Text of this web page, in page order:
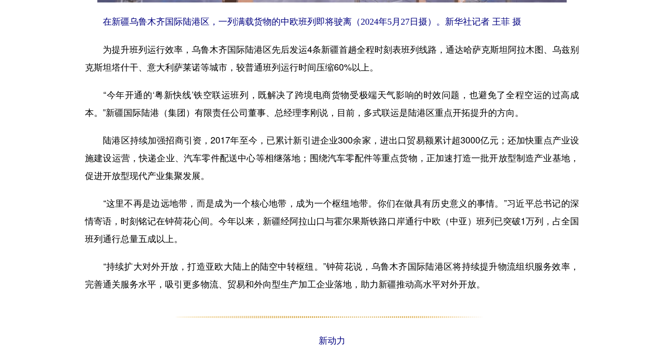
在新疆乌鲁木齐国际陆港区，一列满载货物的中欧班列即将驶离（2024年5月27日摄）。新华社记者 王菲 摄
为提升班列运行效率，乌鲁木齐国际陆港区先后发运4条新疆首趟全程时刻表班列线路，通达哈萨克斯坦阿拉木图、乌兹别
克斯坦塔什干、意大利萨莱诺等城市，较普通班列运行时间压缩60%以上。
“今年开通的‘粤新快线’铁空联运班列，既解决了跨境电商货物受极端天气影响的时效问题，也避免了全程空运的过高成
本。”新疆国际陆港（集团）有限责任公司董事、总经理李刚说，目前，多式联运是陆港区重点开拓提升的方向。
陆港区持续加强招商引资，2017年至今，已累计新引进企业300余家，进出口贸易额累计超3000亿元； 还加快重点产业设
施建设运营，快递企业、汽车零件配送中心等相继落地；围绕汽车零配件等重点货物，正加速打造一批开放型制造产业基地，
促进开放型现代产业集聚发展。
“这里不再是边远地带，而是成为一个核心地带，成为一个枢纽地带。你们在做具有历史意义的事情。”习近平总书记的深
情寄语，时刻铭记在钟荷花心间。今年以来，新疆经阿拉山口与霍尔果斯铁路口岸通行中欧（中亚）班列已突破1万列，占全国
班列通行总量五成以上。
“持续扩大对外开放，打造亚欧大陆上的陆空中转枢纽。”钟荷花说，乌鲁木齐国际陆港区将持续提升物流组织服务效率，
完善通关服务水平，吸引更多物流、贸易和外向型生产加工企业落地，助力新疆推动高水平对外开放。
新动力